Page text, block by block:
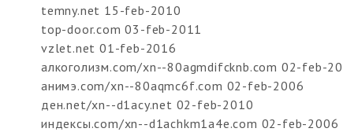
temny.net 15-feb-2010
top-door.com 03-feb-2011
vzlet.net 01-feb-2016
алкоголизм.com/xn--80agmdifcknb.com 02-feb-
анимэ.com/xn--80aqmc6f.com 02-feb-2006
ден.net/xn--d1acy.net 02-feb-2010
индексы.com/xn--d1achkm1a4e.com 02-feb-2006